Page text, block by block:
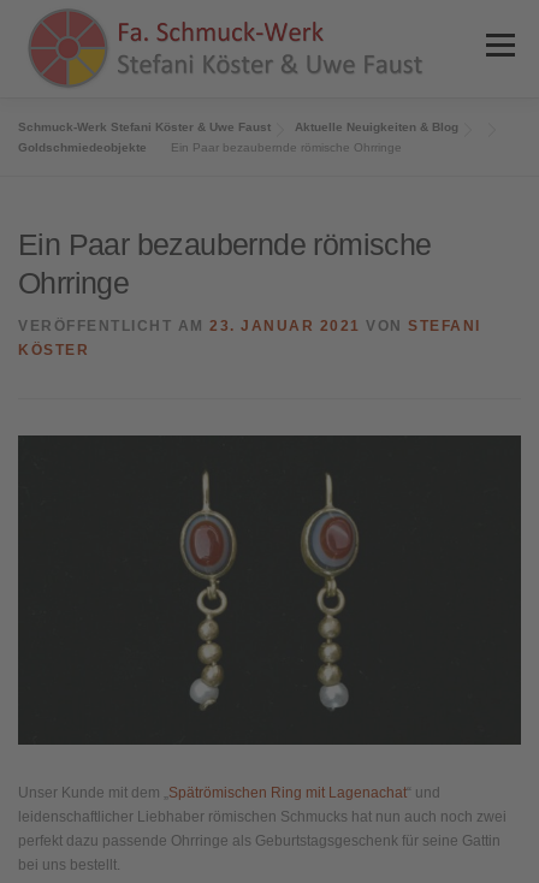
Inhalt
springen
Menü
HOME NEWS ANGEBOTE REFERENZEN
PRESSE KONTAKT INFOS
0 ARTIKEL
Schmuck-Werk Stefani Köster & Uwe Faust
Aktuelle Neuigkeiten & Blog
Goldschmiedeobjekte
Ein Paar bezaubernde römische Ohrringe
Ein Paar bezaubernde römische
Ohrringe
VERÖFFENTLICHT AM 23. JANUAR 2021 VON STEFANI
KÖSTER
Unser Kunde mit dem „Spätrömischen Ring mit Lagenachat“ und
leidenschaftlicher Liebhaber römischen Schmucks hat nun auch noch zwei
perfekt dazu passende Ohrringe als Geburtstagsgeschenk für seine Gattin
bei uns bestellt.